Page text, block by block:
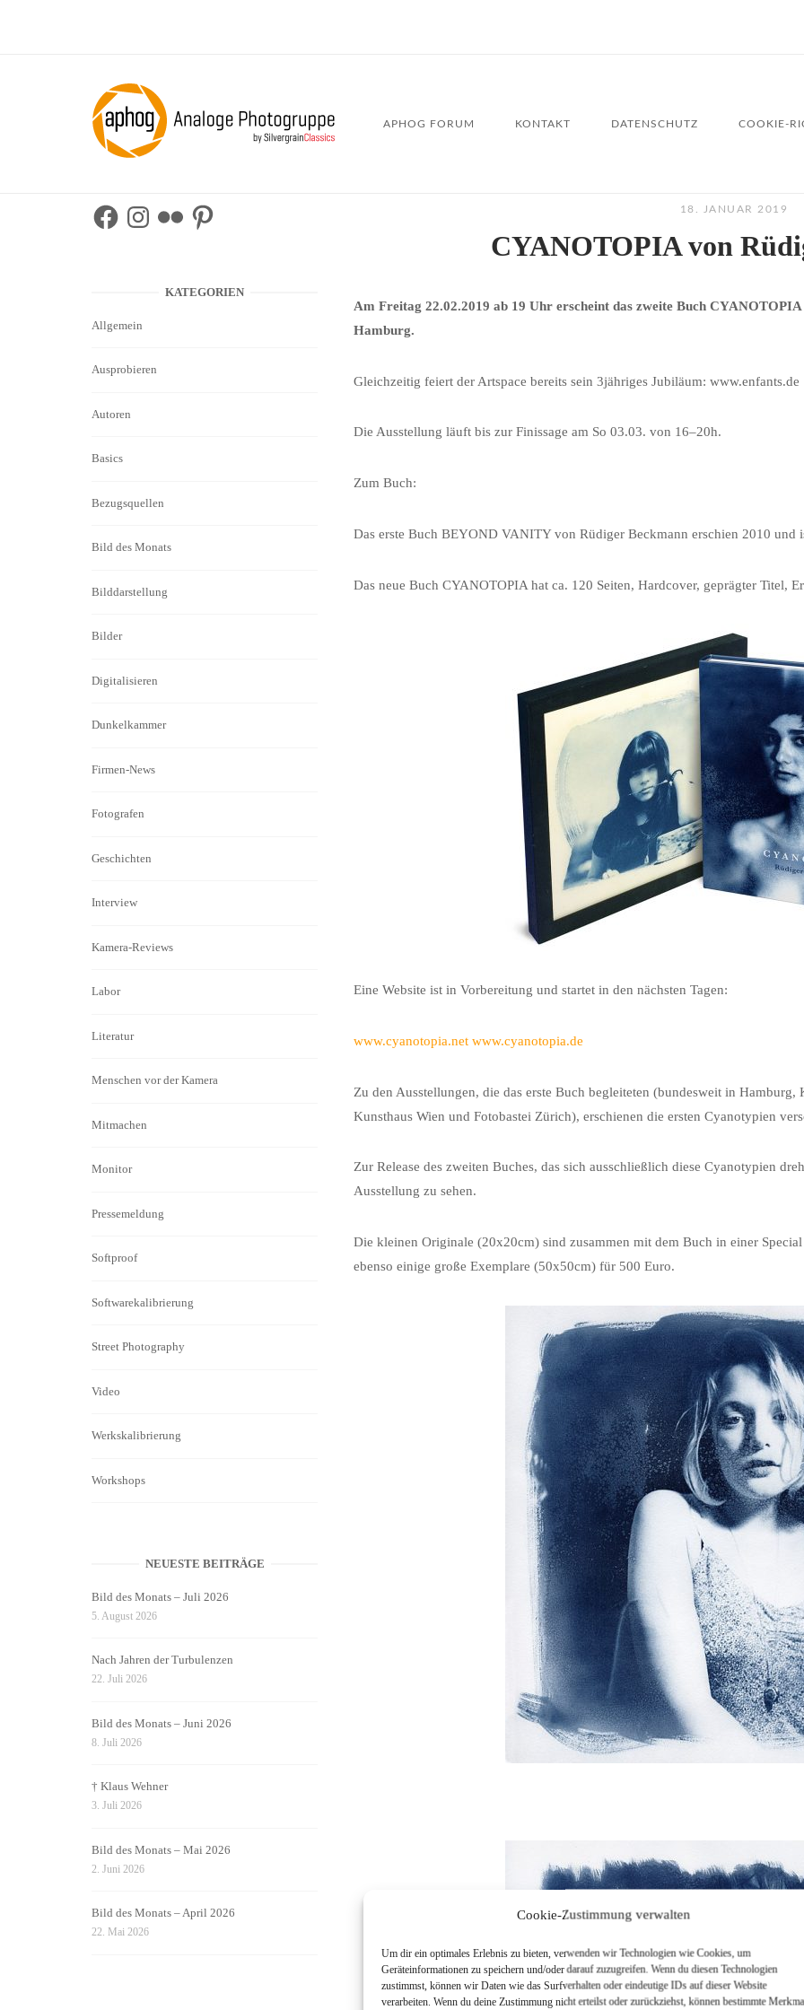
Cookie-Zustimmung verwalten
Um dir ein optimales Erlebnis zu bieten, verwenden wir Technologien wie Cookies, um
Geräteinformationen zu speichern und/oder darauf zuzugreifen. Wenn du diesen Technologien
zustimmst, können wir Daten wie das Surfverhalten oder eindeutige IDs auf dieser Website
verarbeiten. Wenn du deine Zustimmung nicht erteilst oder zurückziehst, können bestimmte
Home
APHOG FORUM KONTAKT DATENSCHUTZ COOKIE-
18. JANUAR 2019
CYANOTOPIA von
Am Freitag 22.02.2019 ab 19 Uhr erscheint das zweite Buch
Hamburg.
Gleichzeitig feiert der Artspace bereits sein 3jähriges Jubiläum: www.enfants.de
Die Ausstellung läuft bis zur Finissage am So 03.03. von 16–20h.
Zum Buch:
Das erste Buch BEYOND VANITY von Rüdiger Beckmann erschien 2010
Das neue Buch CYANOTOPIA hat ca. 120 Seiten, Hardcover, geprägter Titel,
Eine Website ist in Vorbereitung und startet in den nächsten Tagen:
www.cyanotopia.net www.cyanotopia.de
Zu den Ausstellungen, die das erste Buch begleiteten (bundesweit in
Kunsthaus Wien und Fotobastei Zürich), erschienen die ersten Cyanotypien
Zur Release des zweiten Buches, das sich ausschließlich diese Cyanotypien
Ausstellung zu sehen.
Die kleinen Originale (20x20cm) sind zusammen mit dem Buch in einer
ebenso einige große Exemplare (50x50cm) für 500 Euro.
FacebookInstagram
Flickr Pinterest
KATEGORIEN
Allgemein
Ausprobieren
Autoren
Basics
Bezugsquellen
Bild des Monats
Bilddarstellung
Bilder
Digitalisieren
Dunkelkammer
Firmen-News
Fotografen
Geschichten
Interview
Kamera-Reviews
Labor
Literatur
Menschen vor der Kamera
Mitmachen
Monitor
Pressemeldung
Softproof
Softwarekalibrierung
Street Photography
Video
Werkskalibrierung
Workshops
NEUESTE BEITRÄGE
Bild des Monats – Juli 2026
5. August 2026
Nach Jahren der Turbulenzen
22. Juli 2026
Bild des Monats – Juni 2026
8. Juli 2026
† Klaus Wehner
3. Juli 2026
Bild des Monats – Mai 2026
2. Juni 2026
Bild des Monats – April 2026
22. Mai 2026